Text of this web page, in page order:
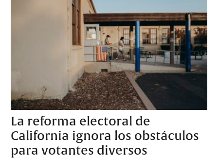
La reforma electoral de
California ignora los obstáculos
para votantes diversos